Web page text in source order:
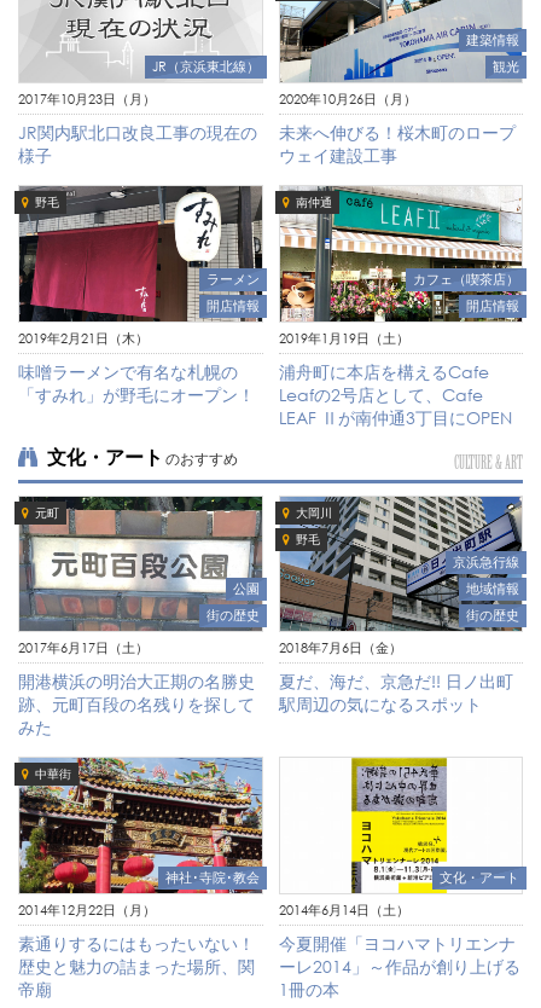
JR（京浜東北線）
2017年10月23日（月）
JR関内駅北口改良工事の現在の
様子
建築情報
観光
2020年10月26日（月）
未来へ伸びる！桜木町のロープ
ウェイ建設工事
野毛
ラーメン
開店情報
2019年2月21日（木）
味噌ラーメンで有名な札幌の
「すみれ」が野毛にオープン！
南仲通
カフェ（喫茶店）
開店情報
2019年1月19日（土）
浦舟町に本店を構えるCafe
Leafの2号店として、Cafe
LEAF Ⅱが南仲通3丁目にOPEN
文化・アート のおすすめ CULTURE & ART
元町
公園
街の歴史
2017年6月17日（土）
開港横浜の明治大正期の名勝史
跡、元町百段の名残りを探して
みた
大岡川
野毛
京浜急行線
地域情報
街の歴史
2018年7月6日（金）
夏だ、海だ、京急だ!! 日ノ出町
駅周辺の気になるスポット
中華街
神社･寺院･教会
2014年12月22日（月）
素通りするにはもったいない！
歴史と魅力の詰まった場所、関
帝廟
文化・アート
2014年6月14日（土）
今夏開催「ヨコハマトリエンナ
ーレ2014」～作品が創り上げる
1冊の本